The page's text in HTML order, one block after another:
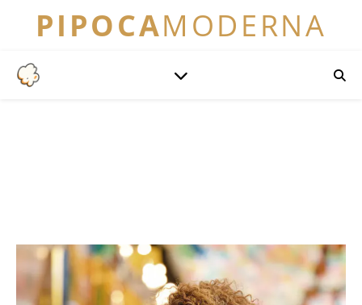
PIPOCAMODERNA